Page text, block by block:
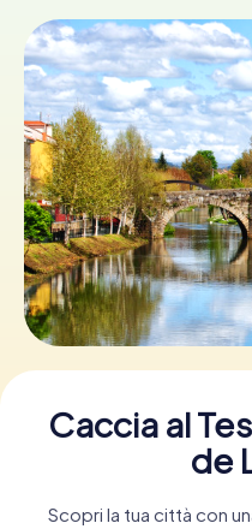
ES
FR
IT
NL
Caccia al
de
Scopri la tua città con